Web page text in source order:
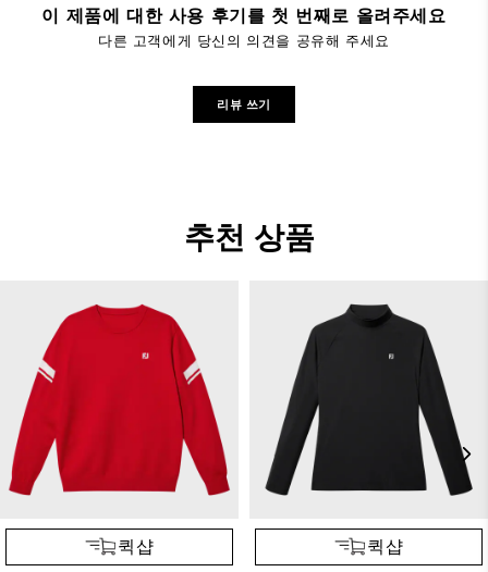
이 제품에 대한 사용 후기를 첫 번째로 올려주세요
다른 고객에게 당신의 의견을 공유해 주세요
리뷰 쓰기
추천 상품
퀵샵
퀵샵